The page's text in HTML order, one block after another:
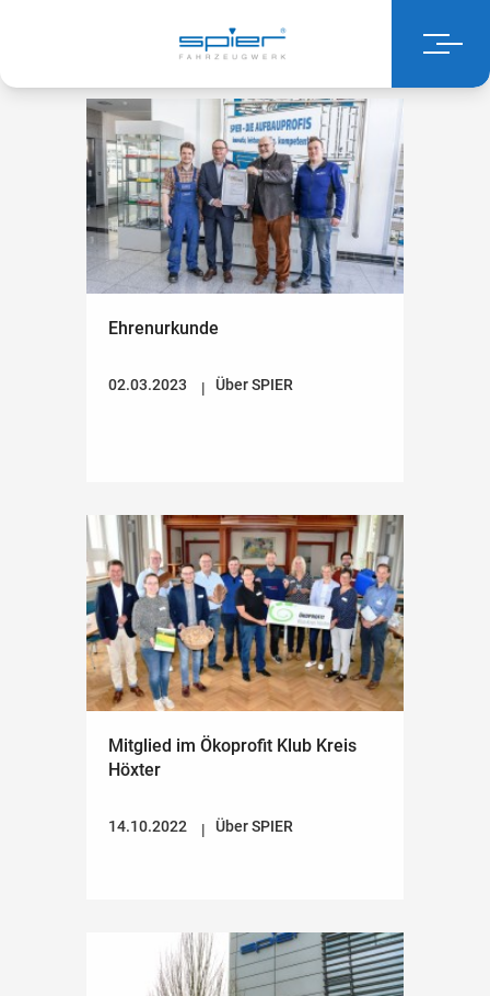
Ehrenurkunde
02.03.2023 Über SPIER
Mitglied im Ökoprofit Klub Kreis
Höxter
14.10.2022 Über SPIER